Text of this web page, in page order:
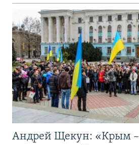
Андрей Щекун: «Крым –